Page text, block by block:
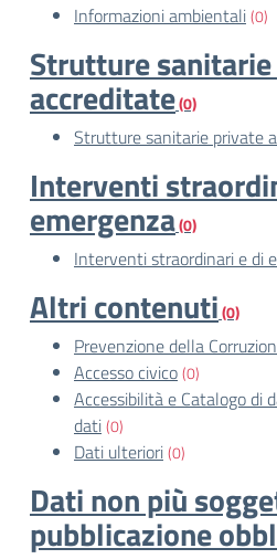
Informazioni ambientali(0)
Strutture
accreditate(0)
Strutture sanitarie private
Interventi
emergenza(0)
Interventi straordinari e di
Altri contenuti(0)
Prevenzione della
Accesso civico(0)
Accessibilità e Catalogo di
dati(0)
Dati ulteriori(0)
Dati non più
pubblicazione